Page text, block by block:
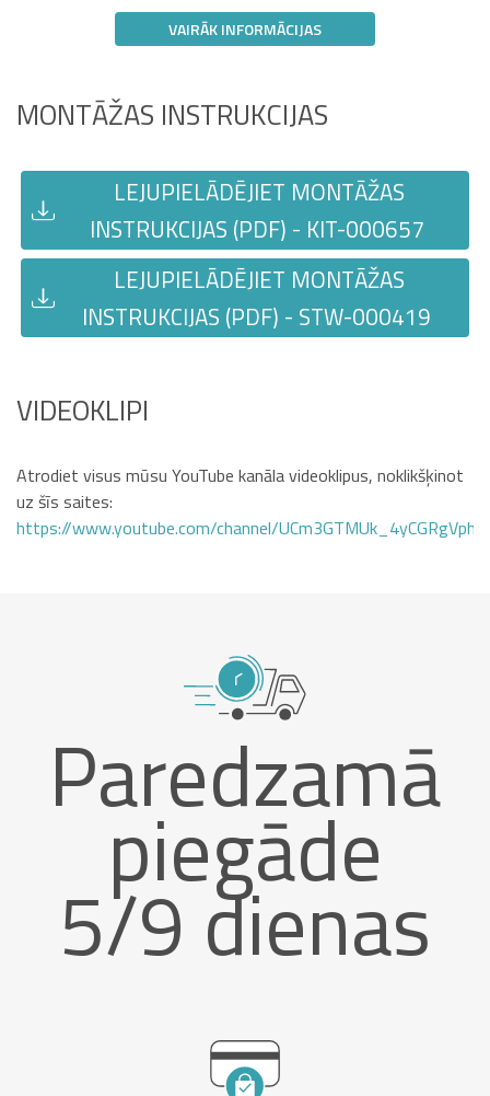
VAIRĀK INFORMĀCIJAS
MONTĀŽAS INSTRUKCIJAS
LEJUPIELĀDĒJIET MONTĀŽAS
INSTRUKCIJAS (PDF) - KIT-000657
LEJUPIELĀDĒJIET MONTĀŽAS
INSTRUKCIJAS (PDF) - STW-000419
VIDEOKLIPI
Atrodiet visus mūsu YouTube kanāla videoklipus, noklikšķinot
uz šīs saites:
https://www.youtube.com/channel/
Paredzamā
piegāde
5/9 dienas